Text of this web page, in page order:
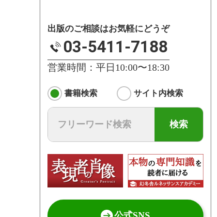
出版のご相談はお気軽にどうぞ
03-5411-7188
営業時間：平日10:00〜18:30
書籍検索 サイト内検索
検索